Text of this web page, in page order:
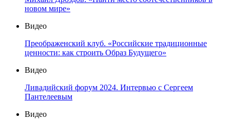
новом мире»
Видео
Преображенский клуб. «Российские традиционные
ценности: как строить Образ Будущего»
Видео
Ливадийский форум 2024. Интервью с Сергеем
Пантелеевым
Видео